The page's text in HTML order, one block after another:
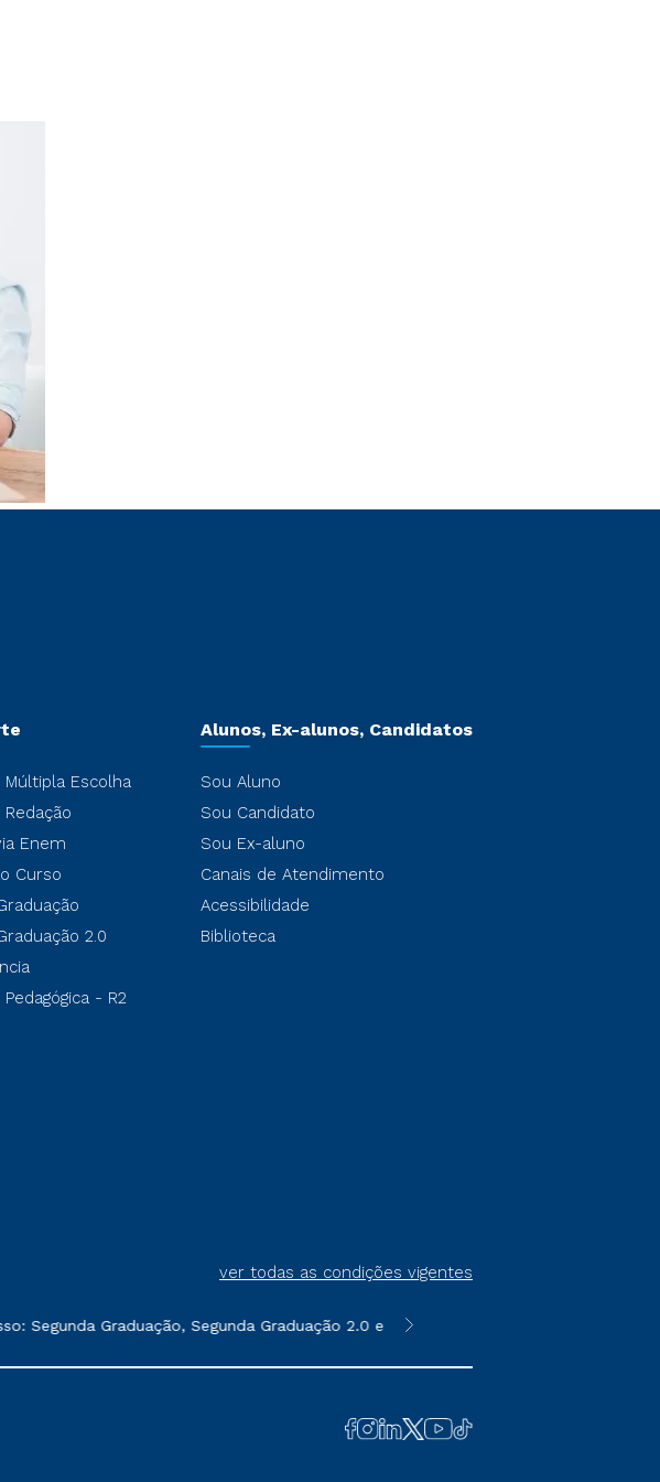
Escolha
Enem
Curso
2.0
- R2
Alunos, Ex-alunos, Candidatos
Sou Aluno
Sou Candidato
Sou Ex-aluno
Canais de Atendimento
Acessibilidade
Biblioteca
ver todas as condições vigentes
Segunda Graduação, Segunda Graduação 2.0 e Transferência. Já para as demais,
*Para a Pós-graduação EAD, as